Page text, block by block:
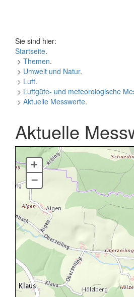
Sie sind hier:
Startseite.
> Themen.
> Umwelt und Natur.
> Luft.
> Luftgüte- und meteorologische
> Aktuelle Messwerte.
Aktuelle
+
–